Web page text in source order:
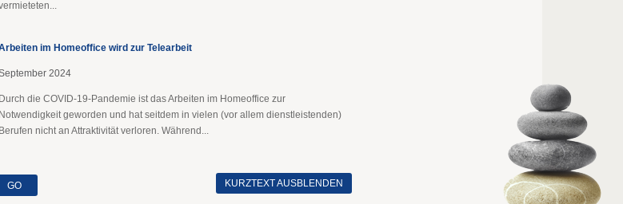
im Homeoffice wird zur Telearbeit
2024
Durch die COVID-19-Pandemie ist das Arbeiten im Homeoffice zur
Notwendigkeit geworden und hat seitdem in vielen (vor allem dienstleistenden)
Berufen nicht an Attraktivität verloren. Während...
KURZTEXT AUSBLENDEN